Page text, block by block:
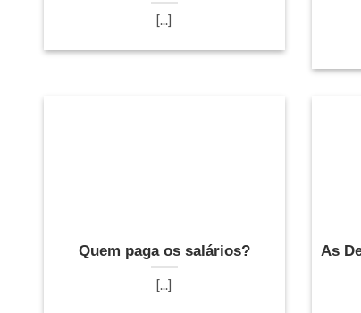
[...]
Quem paga os salários?
[...]
As